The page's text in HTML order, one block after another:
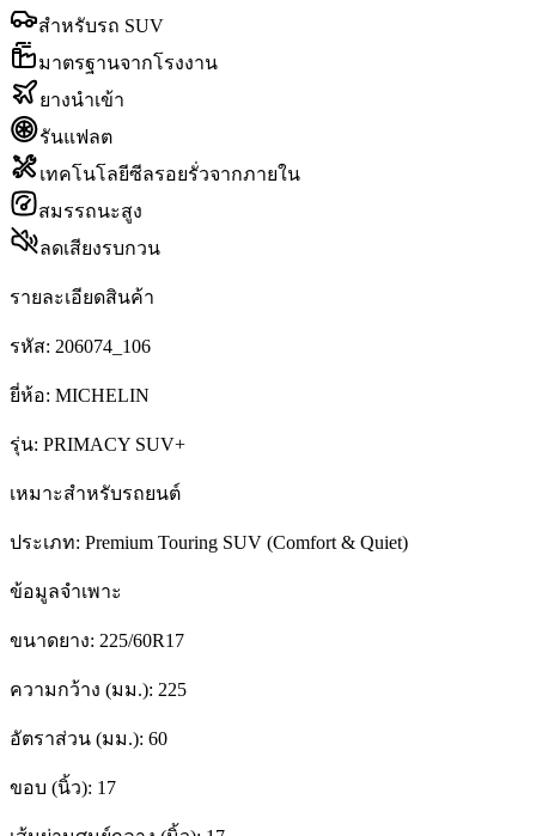
สำหรับรถ SUV
มาตรฐานจากโรงงาน
ยางนำเข้า
รันแฟลต
เทคโนโลยีซีลรอยรั่วจากภายใน
สมรรถนะสูง
ลดเสียงรบกวน
รายละเอียดสินค้า
รหัส: 206074_106
ยี่ห้อ: MICHELIN
รุ่น: PRIMACY SUV+
เหมาะสำหรับรถยนต์
ประเภท: Premium Touring SUV (Comfort & Quiet)
ข้อมูลจำเพาะ
ขนาดยาง: 225/60R17
ความกว้าง (มม.): 225
อัตราส่วน (มม.): 60
ขอบ (นิ้ว): 17